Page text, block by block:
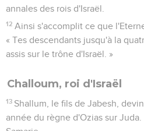
annales des rois d'Israël.
12 Ainsi s'accomplit ce que
« Tes descendants jusqu'à la
assis sur le trône d'Israël. »
Challoum, roi d'Israël
13 Shallum, le fils de Jabesh,
année du règne d'Ozias sur